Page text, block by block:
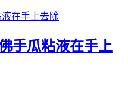
手瓜粘液在手上